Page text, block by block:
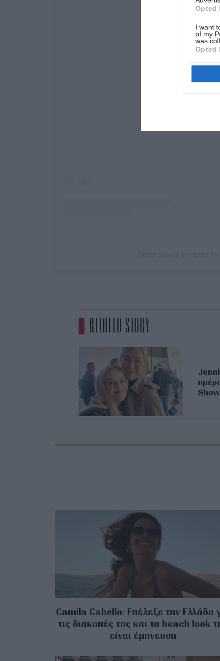
Opted
I want
of my
was
Opted
RELATED STORY
Camila Cabello: Επέλεξε την Ελλάδα
τις διακοπές της και τα beach look
είναι έμπνευση